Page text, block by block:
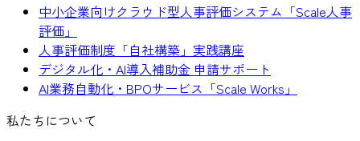
中小企業向けクラウド型人事評価システム「Scale人事
評価」
人事評価制度「自社構築」実践講座
デジタル化・AI導入補助金 申請サポート
AI業務自動化・BPOサービス「Scale Works」
私たちについて